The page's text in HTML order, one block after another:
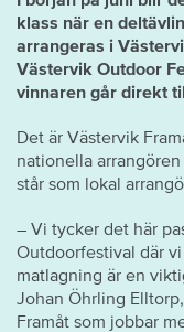
klass när en
arrangeras i
Västervik Outdoor
vinnaren går direkt
Det är Västervik
nationella
står som lokal
– Vi tycker det här
Outdoorfestival där
matlagning är en
Johan Öhrling
Framåt som jobbar